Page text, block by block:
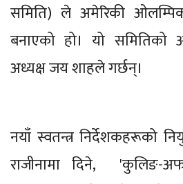
समिति) ले अमेरिकी
बनाएको हो। यो समितिको
अध्यक्ष जय शाहले गर्छन्।
नयाँ स्वतन्त्र निर्देशकहरूको
राजीनामा दिने, 'कुलिङ-